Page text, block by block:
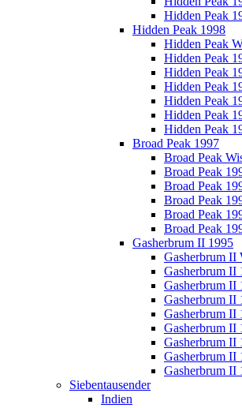
Hidden Peak
Hidden Peak 1998
Hidden Peak
Hidden Peak
Hidden Peak
Hidden Peak
Hidden Peak
Hidden Peak
Hidden Peak
Broad Peak 1997
Broad Peak
Broad Peak
Broad Peak
Broad Peak
Broad Peak
Broad Peak
Gasherbrum II 1995
Gasherbrum II
Gasherbrum II
Gasherbrum II
Gasherbrum II
Gasherbrum II
Gasherbrum II
Gasherbrum II
Gasherbrum II
Gasherbrum II
Siebentausender
Indien